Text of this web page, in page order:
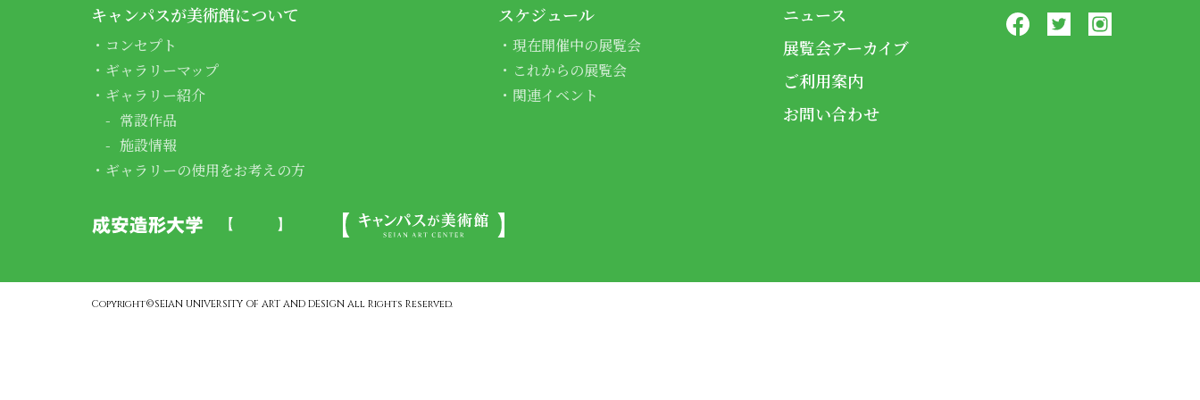
キャンパスが美術館について
コンセプト
ギャラリーマップ
ギャラリー紹介
常設作品
施設情報
ギャラリーの使用をお考えの方
スケジュール
現在開催中の展覧会
これからの展覧会
関連イベント
ニュース
展覧会アーカイブ
ご利用案内
お問い合わせ
Copyright©SEIAN UNIVERSITY OF ART AND DESIGN All Rights Reserved.